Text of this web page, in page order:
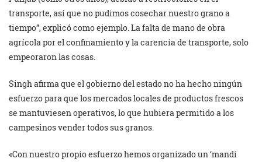
transporte, así que no pudimos cosechar nuestro grano a
tiempo”, explicó como ejemplo. La falta de mano de obra
agrícola por el confinamiento y la carencia de transporte, solo
empeoraron las cosas.
Singh afirma que el gobierno del estado no ha hecho ningún
esfuerzo para que los mercados locales de productos frescos
se mantuviesen operativos, lo que hubiera permitido a los
campesinos vender todos sus granos.
«Con nuestro propio esfuerzo hemos organizado un ‘mandi